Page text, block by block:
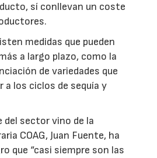
sí conllevan un coste
medidas que pueden
a largo plazo, como la
de variedades que
a los ciclos de sequía y
del sector vino de la
COAG, Juan Fuente, ha
que “casi siempre son las